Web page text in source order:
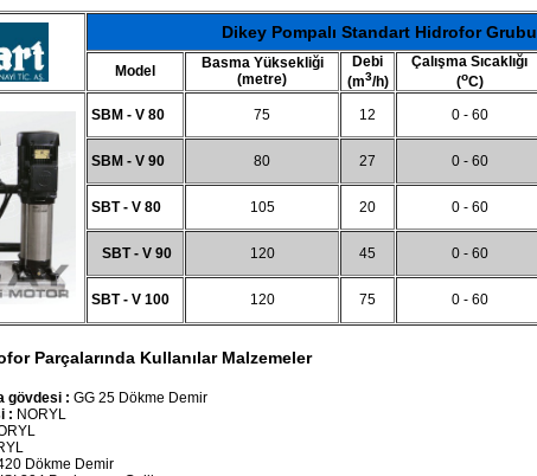
Dikey Pompalı Standart Hidrofor Grubu
Model
Basma Yüksekliği
(metre)
Debi
(m3/h)
Çalışma Sıcaklığı
(oC)
SBM - V 80 75 12 0 - 60
SBM - V 90 80 27 0 - 60
SBT - V 80 105 20 0 - 60
SBT - V 90 120 45 0 - 60
SBT - V 100 120 75 0 - 60
Parçalarında Kullanılar Malzemeler
gövdesi : GG 25 Dökme Demir
: NORYL
Dökme Demir